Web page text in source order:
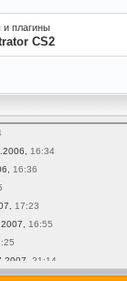
и плагины
CS2
16:34
16:36
17:23
16:55
21:14